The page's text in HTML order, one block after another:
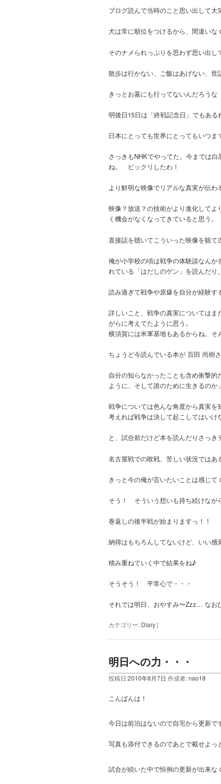
ブログ読んで当時のこと思い出して
犬は常に順位をつけるから、間違い
そのナメられっぷりを思わず思い出し
散歩は行かない、ご飯はあげない、世
きっとお墓にも行ってないんだろうな
明後日15日は「終戦記念日」でもある
日本にとっても世界にとってもいつ
さっきもNHKでやってた。今までは
ね。 ビックリしたわ！
より鮮明な映像でリアルな真実が伝
映像？放送？の技術がより進化して
く機会がなくなってきていると思う。
直接話を聴いてこういった映像を観
俺が小学校の頃は戦争の体験談なん
れている「はだしのゲン」を読んだ
読み過ぎて戦争や原爆を自分が経験
詳しいこと、戦争の真実については
がらに考えてたように思う。
横須賀には米軍基地もあるからね。そ
ちょうど今読んでいる本が 百田 尚樹
自分の知らなかったことも含め衝撃
ように、そして誰のために生きるの
戦争については色んな角度から真実
考えれば戦争は決して起こしてはい
と、試合前だけど本を読んだりさっ
名古屋戦での敗戦、苦しい状況ではあ
きっと今の俺が言いたいことは感じ
そう！ そういう想いも持ち続けなが
巻返しの後半戦が始まりますっ！！
納得はもちろんしてないけど、いい
積み重ねていく中で結果をね♪
そうそう！ 平常心で・・・
それでは明日、おやすみ〜Zzz… なお
カテゴリー: Diary |
明日への力・・・
投稿日:2010年8月7日 作成者:nao18
こんばんは！
今日は前泊はないので自宅から更新で
写真も添付できるのであとで載せよっ
試合が続いた中で恒例の更新が出来な